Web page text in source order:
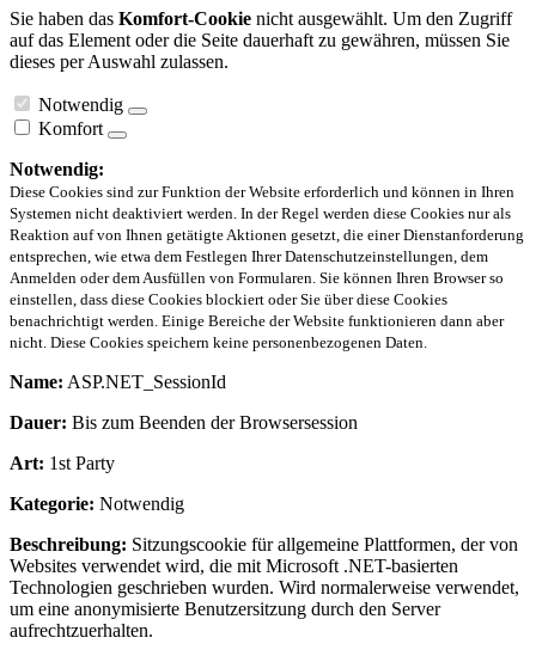
Sie haben das Komfort-Cookie nicht ausgewählt. Um den Zugriff
auf das Element oder die Seite dauerhaft zu gewähren, müssen Sie
dieses per Auswahl zulassen.
Notwendig
Komfort
Notwendig:
Diese Cookies sind zur Funktion der Website erforderlich und können in Ihren
Systemen nicht deaktiviert werden. In der Regel werden diese Cookies nur als
Reaktion auf von Ihnen getätigte Aktionen gesetzt, die einer Dienstanforderung
entsprechen, wie etwa dem Festlegen Ihrer Datenschutzeinstellungen, dem
Anmelden oder dem Ausfüllen von Formularen. Sie können Ihren Browser so
einstellen, dass diese Cookies blockiert oder Sie über diese Cookies
benachrichtigt werden. Einige Bereiche der Website funktionieren dann aber
nicht. Diese Cookies speichern keine personenbezogenen Daten.
Name: ASP.NET_SessionId
Dauer: Bis zum Beenden der Browsersession
Art: 1st Party
Kategorie: Notwendig
Beschreibung: Sitzungscookie für allgemeine Plattformen, der von
Websites verwendet wird, die mit Microsoft .NET-basierten
Technologien geschrieben wurden. Wird normalerweise verwendet,
um eine anonymisierte Benutzersitzung durch den Server
aufrechtzuerhalten.